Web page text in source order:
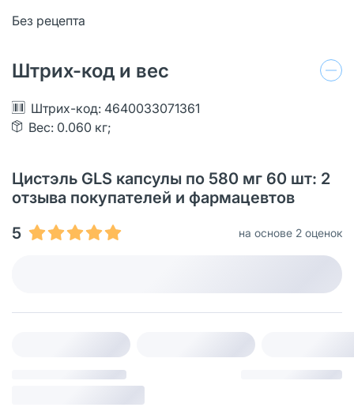
Без рецепта
Штрих-код и вес
Штрих-код: 4640033071361
Вес: 0.060 кг;
Цистэль GLS капсулы по 580 мг 60 шт: 2
отзыва покупателей и фармацевтов
5
на основе 2 оценок